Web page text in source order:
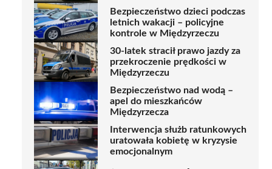
Bezpieczeństwo dzieci podczas
letnich wakacji – policyjne
kontrole w Międzyrzeczu
30-latek stracił prawo jazdy za
przekroczenie prędkości w
Międzyrzeczu
Bezpieczeństwo nad wodą –
apel do mieszkańców
Międzyrzecza
Interwencja służb ratunkowych
uratowała kobietę w kryzysie
emocjonalnym